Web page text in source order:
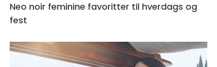
Neo noir feminine favoritter til hverdags og
fest